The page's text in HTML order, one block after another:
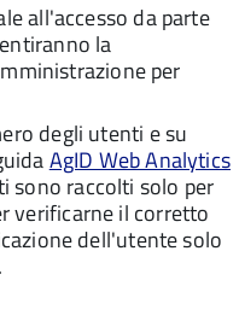
all'accesso da parte
la
per
degli utenti e su
AgID Web Analytics
sono raccolti solo per
verificarne il corretto
dell'utente solo